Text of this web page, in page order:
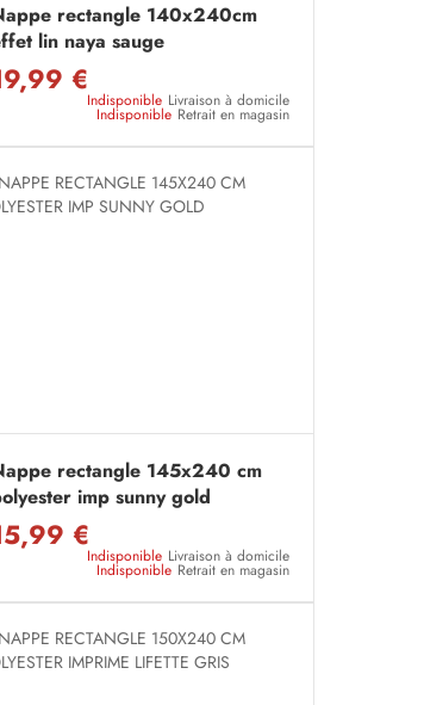
rectangle 140x240cm
lin naya sauge
€
Indisponible Livraison à domicile
Indisponible Retrait en magasin
rectangle 145x240 cm
imp sunny gold
€
Indisponible Livraison à domicile
Indisponible Retrait en magasin